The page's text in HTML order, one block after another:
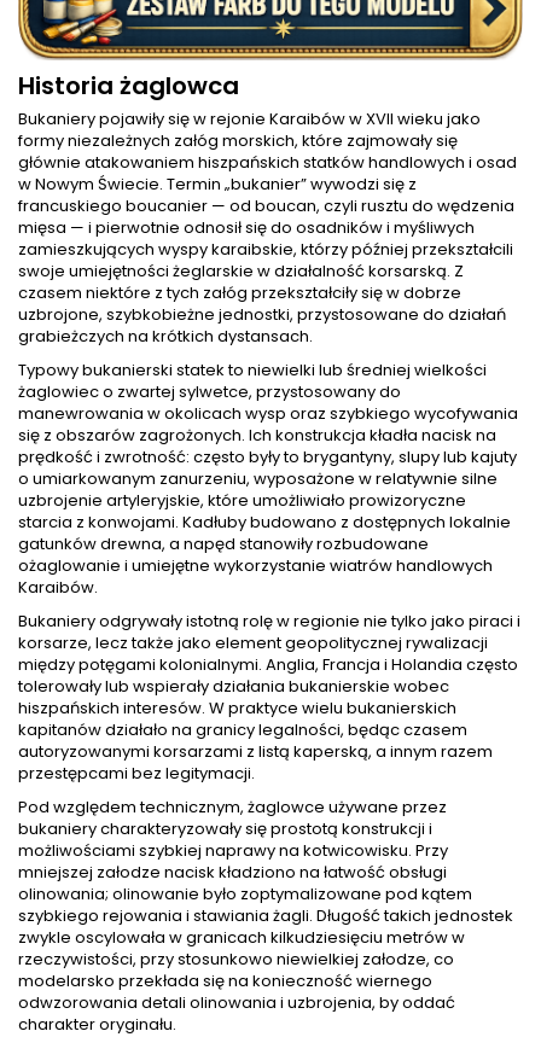
Historia żaglowca
Bukaniery pojawiły się w rejonie Karaibów w XVII wieku jako
formy niezależnych załóg morskich, które zajmowały się
głównie atakowaniem hiszpańskich statków handlowych i osad
w Nowym Świecie. Termin „bukanier” wywodzi się z
francuskiego boucanier — od boucan, czyli rusztu do wędzenia
mięsa — i pierwotnie odnosił się do osadników i myśliwych
zamieszkujących wyspy karaibskie, którzy później przekształcili
swoje umiejętności żeglarskie w działalność korsarską. Z
czasem niektóre z tych załóg przekształciły się w dobrze
uzbrojone, szybkobieżne jednostki, przystosowane do działań
grabieżczych na krótkich dystansach.
Typowy bukanierski statek to niewielki lub średniej wielkości
żaglowiec o zwartej sylwetce, przystosowany do
manewrowania w okolicach wysp oraz szybkiego wycofywania
się z obszarów zagrożonych. Ich konstrukcja kładła nacisk na
prędkość i zwrotność: często były to brygantyny, slupy lub kajuty
o umiarkowanym zanurzeniu, wyposażone w relatywnie silne
uzbrojenie artyleryjskie, które umożliwiało prowizoryczne
starcia z konwojami. Kadłuby budowano z dostępnych lokalnie
gatunków drewna, a napęd stanowiły rozbudowane
ożaglowanie i umiejętne wykorzystanie wiatrów handlowych
Karaibów.
Bukaniery odgrywały istotną rolę w regionie nie tylko jako piraci i
korsarze, lecz także jako element geopolitycznej rywalizacji
między potęgami kolonialnymi. Anglia, Francja i Holandia często
tolerowały lub wspierały działania bukanierskie wobec
hiszpańskich interesów. W praktyce wielu bukanierskich
kapitanów działało na granicy legalności, będąc czasem
autoryzowanymi korsarzami z listą kaperską, a innym razem
przestępcami bez legitymacji.
Pod względem technicznym, żaglowce używane przez
bukaniery charakteryzowały się prostotą konstrukcji i
możliwościami szybkiej naprawy na kotwicowisku. Przy
mniejszej załodze nacisk kładziono na łatwość obsługi
olinowania; olinowanie było zoptymalizowane pod kątem
szybkiego rejowania i stawiania żagli. Długość takich jednostek
zwykle oscylowała w granicach kilkudziesięciu metrów w
rzeczywistości, przy stosunkowo niewielkiej załodze, co
modelarsko przekłada się na konieczność wiernego
odwzorowania detali olinowania i uzbrojenia, by oddać
charakter oryginału.